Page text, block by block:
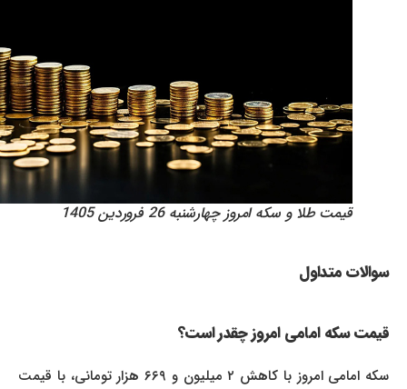
قیمت طلا و سکه امروز چهارشنبه 26 فروردین 1405
سوالات متداول
قیمت سکه امامی امروز چقدر است؟
سکه امامی امروز با کاهش ۲ میلیون و ۶۶۹ هزار تومانی، با قیمت